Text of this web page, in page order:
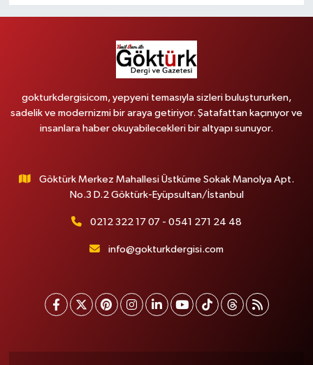
gokturkdergisicom, yepyeni temasıyla sizleri buluştururken,
sadelik ve modernizmi bir araya getiriyor. Şatafattan kaçınıyor ve
insanlara haber okuyabilecekleri bir altyapı sunuyor.
Göktürk Merkez Mahallesi Üstküme Sokak Manolya Apt.
No.3 D.2 Göktürk-Eyüpsultan/İstanbul
0212 322 17 07 - 0541 271 24 48
info@gokturkdergisi.com